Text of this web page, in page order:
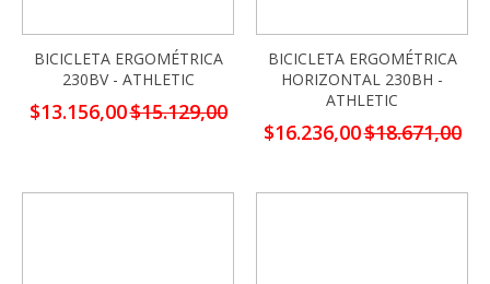
BICICLETA ERGOMÉTRICA
230BV - ATHLETIC
Precio
especial
$13.156,00$15.129,00
BICICLETA ERGOMÉTRICA
HORIZONTAL 230BH -
ATHLETIC
Precio
especial
$16.236,00$18.671,00